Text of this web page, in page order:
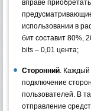
вправе
использовании в
бит составит 80%,
bits – 0,01 цента;
Сторонний. Каждый
подключение
пользователей. В
отправление